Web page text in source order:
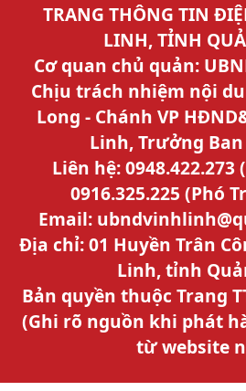
TRANG THÔNG TIN
LINH, TỈNH
Cơ quan chủ quản:
Chịu trách nhiệm nội
Long - Chánh VP
Linh, Trưởng
Liên hệ:
0916.325.225 (Phó
Email:
Địa chỉ: 01 Huyền Trân
Linh, tỉnh
Bản quyền thuộc Trang
(Ghi rõ nguồn khi phát
từ website